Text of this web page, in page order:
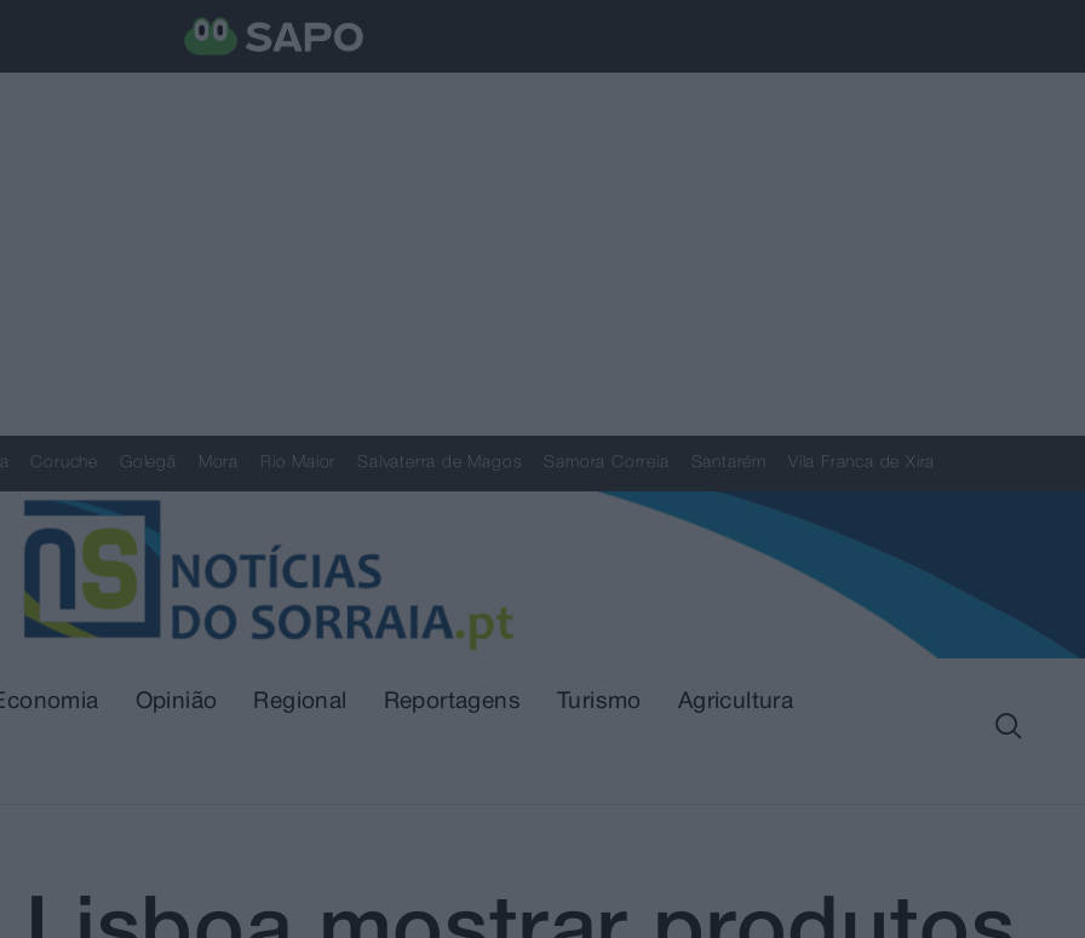
Coruche Golegã Mora Rio Maior Salvaterra de Magos Samora Correia Santarém Vila Franca de Xira
Opinião Regional Reportagens Turismo Agricultura